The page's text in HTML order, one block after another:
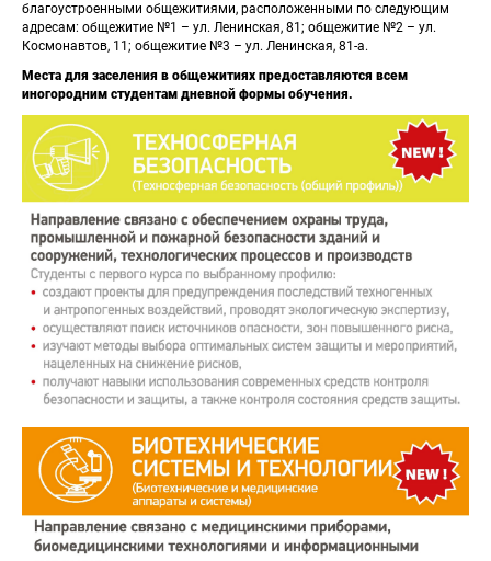
благоустроенными общежитиями, расположенными по следующим
адресам: общежитие №1 – ул. Ленинская, 81; общежитие №2 – ул.
Космонавтов, 11; общежитие №3 – ул. Ленинская, 81-а.
Места для заселения в общежитиях предоставляются всем
иногородним студентам дневной формы обучения.